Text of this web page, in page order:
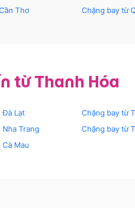
Cần Thơ Chặng bay từ
từ Thanh Hóa
Đà Lạt Chặng bay từ
Nha Trang Chặng bay từ
Cà Mau